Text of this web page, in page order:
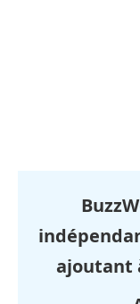
ajoutant